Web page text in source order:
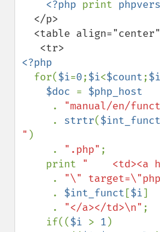
<?php print
<?php
for($i=0;$i<$count;$i
$doc = $php_host
. "manual/en/
. strtr($int_funct
" )
     .
".php" ;
    print
"    <td><a
. "\"
. $int_funct [$i]
     .
"</a></td>\n" ;
    if((
$i > 1 )